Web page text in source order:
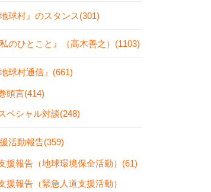
地球村』のスタンス(301)
私のひとこと』（高木善之）(1103)
地球村通信』(661)
頭言(414)
ペシャル対談(248)
活動報告(359)
援報告（地球環境保全活動）(61)
援報告（緊急人道支援活動）